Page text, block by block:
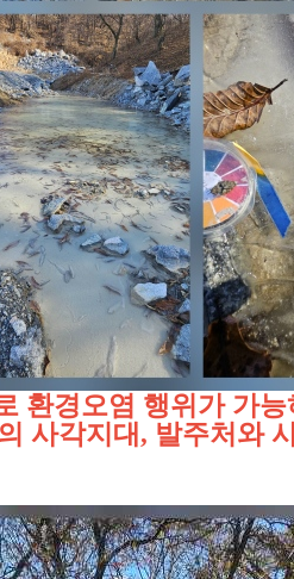
환경오염 행위가 가
사각지대, 발주처와